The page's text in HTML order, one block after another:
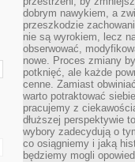
dobrym nawykiem, a
przeszkodzie
nie są wyrokiem, lecz
obserwować,
nowe. Proces zmiany
potknięć, ale każde
cenne. Zamiast
warto potraktować
pracujemy z
dłuższej perspektywie
wybory zadecydują o
co osiągniemy i jaką
będziemy mogli